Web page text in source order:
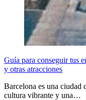
Guía para conseguir tus
y otras atracciones
Barcelona es una ciudad
cultura vibrante y una…